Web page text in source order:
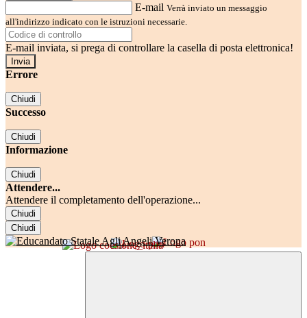
E-mail Verrà inviato un messaggio
all'indirizzo indicato con le istruzioni necessarie.
E-mail inviata, si prega di controllare la casella di posta elettronica!
Errore
Chiudi
Successo
Chiudi
Informazione
Chiudi
Attendere...
Attendere il completamento dell'operazione...
Chiudi
Chiudi